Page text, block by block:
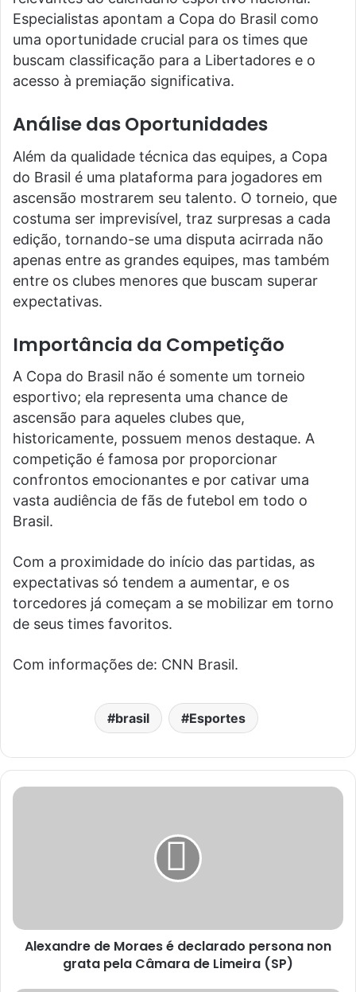
Especialistas apontam a Copa do Brasil como
uma oportunidade crucial para os times que
buscam classificação para a Libertadores e o
acesso à premiação significativa.
Análise das Oportunidades
Além da qualidade técnica das equipes, a Copa
do Brasil é uma plataforma para jogadores em
ascensão mostrarem seu talento. O torneio, que
costuma ser imprevisível, traz surpresas a cada
edição, tornando-se uma disputa acirrada não
apenas entre as grandes equipes, mas também
entre os clubes menores que buscam superar
expectativas.
Importância da Competição
A Copa do Brasil não é somente um torneio
esportivo; ela representa uma chance de
ascensão para aqueles clubes que,
historicamente, possuem menos destaque. A
competição é famosa por proporcionar
confrontos emocionantes e por cativar uma
vasta audiência de fãs de futebol em todo o
Brasil.
Com a proximidade do início das partidas, as
expectativas só tendem a aumentar, e os
torcedores já começam a se mobilizar em torno
de seus times favoritos.
Com informações de: CNN Brasil.
brasil Esportes
Alexandre de Moraes é declarado persona non
grata pela Câmara de Limeira (SP)